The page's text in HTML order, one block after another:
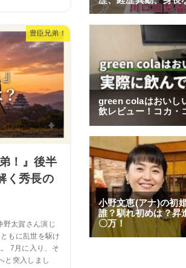
豊臣兄弟！
！』後半
く秀長の
野太賀さん演じ
もに乱世を駆け
7月に入り、そ
と突入しまし